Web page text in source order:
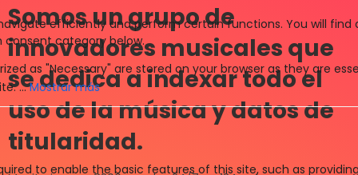
Mostrar más
to enable the basic features of this site, such as
Somos un grupo de
innovadores musicales que
se dedica a indexar todo el
uso de la música y datos de
titularidad.